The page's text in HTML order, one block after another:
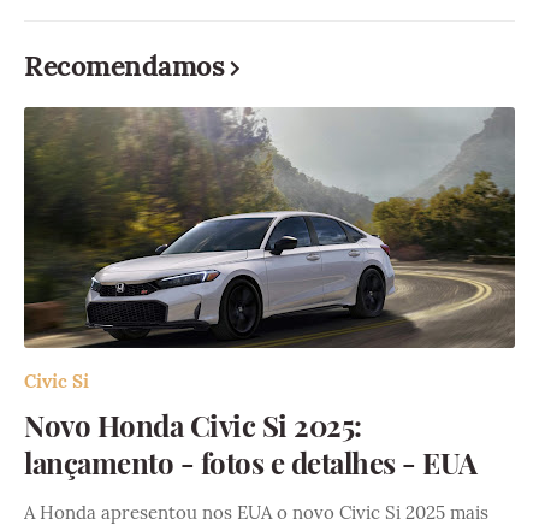
Recomendamos
Civic Si
Novo Honda Civic Si 2025:
lançamento - fotos e detalhes - EUA
A Honda apresentou nos EUA o novo Civic Si 2025 mais